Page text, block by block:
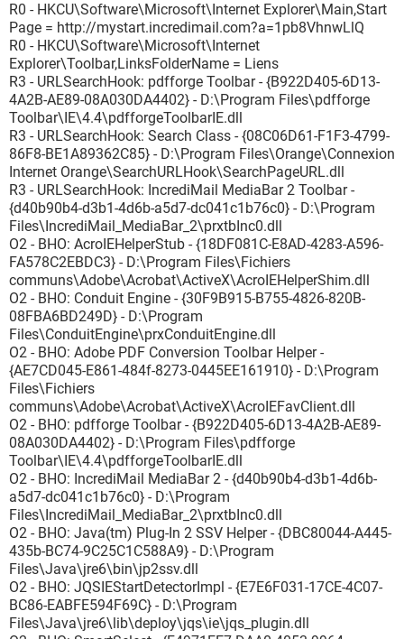
R0 - HKCU\Software\Microsoft\Internet Explorer\Main,Start
Page = http://mystart.incredimail.com?a=1pb8VhnwLlQ
R0 - HKCU\Software\Microsoft\Internet
Explorer\Toolbar,LinksFolderName = Liens
R3 - URLSearchHook: pdfforge Toolbar - {B922D405-6D13-
4A2B-AE89-08A030DA4402} - D:\Program Files\pdfforge
Toolbar\IE\4.4\pdfforgeToolbarIE.dll
R3 - URLSearchHook: Search Class - {08C06D61-F1F3-4799-
86F8-BE1A89362C85} - D:\Program Files\Orange\Connexion
Internet Orange\SearchURLHook\SearchPageURL.dll
R3 - URLSearchHook: IncrediMail MediaBar 2 Toolbar -
{d40b90b4-d3b1-4d6b-a5d7-dc041c1b76c0} - D:\Program
Files\IncrediMail_MediaBar_2\prxtbInc0.dll
O2 - BHO: AcroIEHelperStub - {18DF081C-E8AD-4283-A596-
FA578C2EBDC3} - D:\Program Files\Fichiers
communs\Adobe\Acrobat\ActiveX\AcroIEHelperShim.dll
O2 - BHO: Conduit Engine - {30F9B915-B755-4826-820B-
08FBA6BD249D} - D:\Program
Files\ConduitEngine\prxConduitEngine.dll
O2 - BHO: Adobe PDF Conversion Toolbar Helper -
{AE7CD045-E861-484f-8273-0445EE161910} - D:\Program
Files\Fichiers
communs\Adobe\Acrobat\ActiveX\AcroIEFavClient.dll
O2 - BHO: pdfforge Toolbar - {B922D405-6D13-4A2B-AE89-
08A030DA4402} - D:\Program Files\pdfforge
Toolbar\IE\4.4\pdfforgeToolbarIE.dll
O2 - BHO: IncrediMail MediaBar 2 - {d40b90b4-d3b1-4d6b-
a5d7-dc041c1b76c0} - D:\Program
Files\IncrediMail_MediaBar_2\prxtbInc0.dll
O2 - BHO: Java(tm) Plug-In 2 SSV Helper - {DBC80044-A445-
435b-BC74-9C25C1C588A9} - D:\Program
Files\Java\jre6\bin\jp2ssv.dll
O2 - BHO: JQSIEStartDetectorImpl - {E7E6F031-17CE-4C07-
BC86-EABFE594F69C} - D:\Program
Files\Java\jre6\lib\deploy\jqs\ie\jqs_plugin.dll